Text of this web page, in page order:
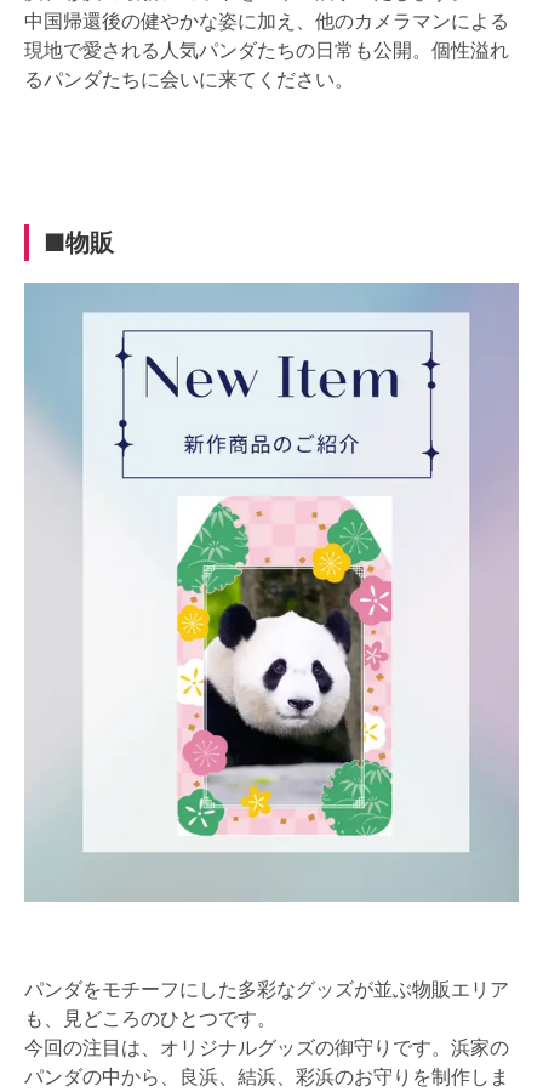
中国帰還後の健やかな姿に加え、他のカメラマンによる
現地で愛される人気パンダたちの日常も公開。個性溢れ
るパンダたちに会いに来てください。
■物販
パンダをモチーフにした多彩なグッズが並ぶ物販エリア
も、見どころのひとつです。
今回の注目は、オリジナルグッズの御守りです。浜家の
パンダの中から、良浜、結浜、彩浜のお守りを制作しま